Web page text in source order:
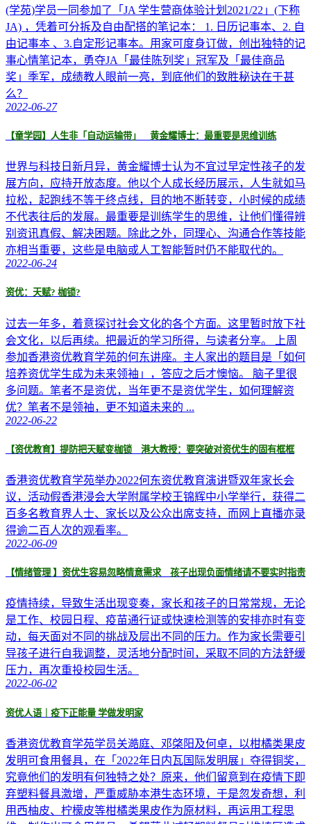
(学苑)学员一同参加了「JA 学生营商体验计划2021/22」(下称
JA) ，凭着可分拆及自由配搭的笔记本： 1. 日历记事本、2. 自
由记事本 、3.自定形记事本。用家可度身订做，创出独特的记
事心情笔记本，勇夺JA「最佳陈列奖」冠军及「最佳商品
奖」季军，成绩教人眼前一亮，到底他们的致胜秘诀在于甚
么？
2022-06-27
【童学园】人生非「自动运输带」 黄金耀博士：最重要是思维训练
世界与科技日新月异，黄金耀博士认为不宜过早定性孩子的发
展方向，应持开放态度。他以个人成长经历展示，人生就如马
拉松，起跑线不等于终点线，目的地不断转变，小时候的成绩
不代表往后的发展。最重要是训练学生的思维，让他们懂得辨
别资讯真假、解决困题。除此之外，同理心、沟通合作等技能
亦相当重要，这些是电脑或人工智能暂时仍不能取代的。
2022-06-24
资优：天赋? 枷锁?
过去一年多，着意探讨社会文化的各个方面。这里暂时放下社
会文化，以后再续。把最近的学习所得，与读者分享。 上周
参加香港资优教育学苑的何东讲座。主人家出的题目是「如何
培养资优学生成为未来领袖」，答应之后才懊恼。 脑子里很
多问题。笔者不是资优，当年更不是资优学生，如何理解资
优？笔者不是领袖，更不知道未来的 ...
2022-06-22
【资优教育】提防把天赋变枷锁 港大教授：要突破对资优生的固有框框
香港资优教育学苑举办2022何东资优教育演讲暨双年家长会
议，活动假香港浸会大学附属学校王锦辉中小学举行，获得二
百多名教育界人士、家长以及公众出席支持，而网上直播亦录
得逾二百人次的观看率。
2022-06-09
【情绪管理 】资优生容易忽略情意需求 孩子出现负面情绪请不要实时指责
疫情持续，导致生活出现变奏，家长和孩子的日常常规，无论
是工作、校园日程、疫苗通行证或快速检测等的安排亦时有变
动，每天面对不同的挑战及层出不同的压力。作为家长需要引
导孩子进行自我调整，灵活地分配时间，采取不同的方法舒缓
压力，再次重投校园生活。
2022-06-02
资优人语｜疫下正能量 学做发明家
香港资优教育学苑学员关澔庭、邓棨阳及何卓，以柑橘类果皮
发明可食用餐具，在「2022年日内瓦国际发明展」夺得铜奖，
究竟他们的发明有何独特之处？原来，他们留意到在疫情下即
弃塑料餐具激增，严重威胁本港生态环境，于是忽发奇想，利
用西柚皮、柠檬皮等柑橘类果皮作为原材料，再运用工程思